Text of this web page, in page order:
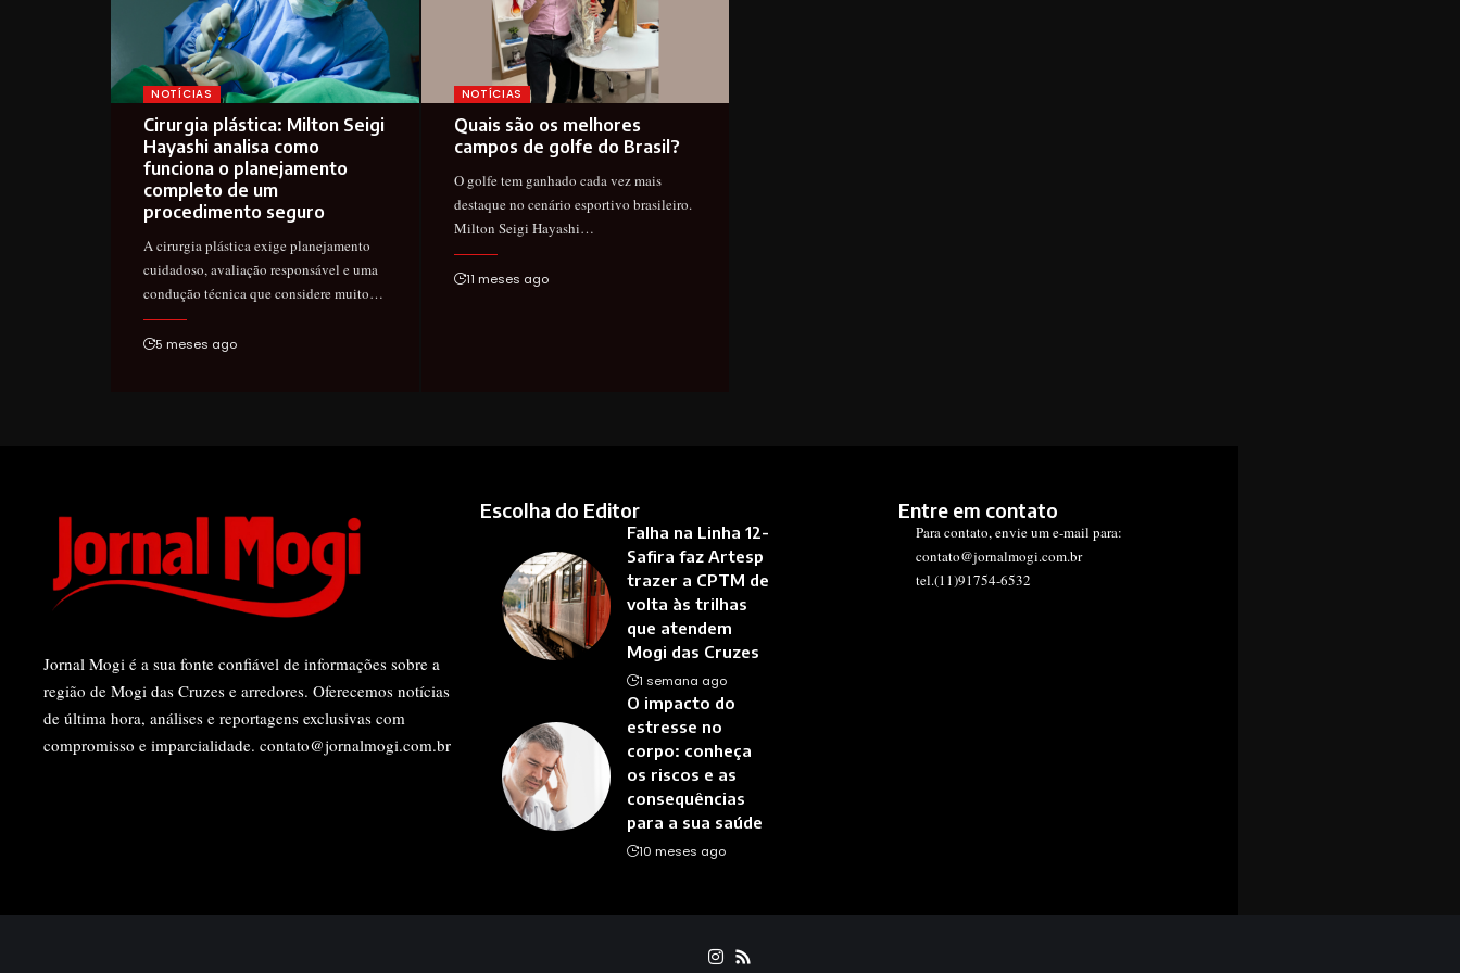
NOTÍCIAS
Cirurgia plástica: Milton Seigi
Hayashi analisa como
funciona o planejamento
completo de um
procedimento seguro
A cirurgia plástica exige planejamento
cuidadoso, avaliação responsável e uma
condução técnica que considere muito…
5 meses ago
NOTÍCIAS
Quais são os melhores
campos de golfe do Brasil?
O golfe tem ganhado cada vez mais
destaque no cenário esportivo brasileiro.
Milton Seigi Hayashi…
11 meses ago
Jornal Mogi é a sua fonte confiável de informações sobre a
região de Mogi das Cruzes e arredores. Oferecemos notícias
de última hora, análises e reportagens exclusivas com
compromisso e imparcialidade. contato@jornalmogi.com.br
Escolha do Editor
Falha na Linha 12-
Safira faz Artesp
trazer a CPTM de
volta às trilhas
que atendem
Mogi das Cruzes
1 semana ago
O impacto do
estresse no
corpo: conheça
os riscos e as
consequências
para a sua saúde
10 meses ago
Entre em contato
Para contato, envie um e-mail para:
contato@jornalmogi.com.br
tel.(11)91754-6532